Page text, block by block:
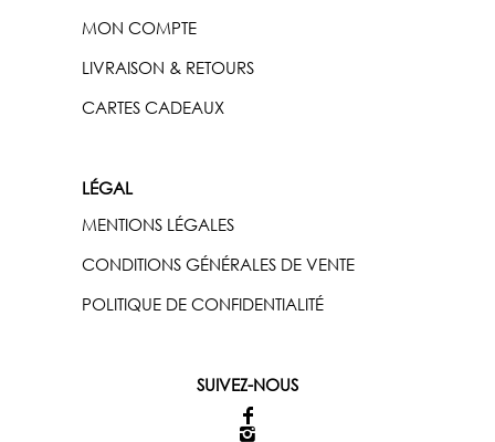
MON COMPTE
LIVRAISON & RETOURS
CARTES CADEAUX
LÉGAL
MENTIONS LÉGALES
CONDITIONS GÉNÉRALES DE VENTE
POLITIQUE DE CONFIDENTIALITÉ
SUIVEZ-NOUS